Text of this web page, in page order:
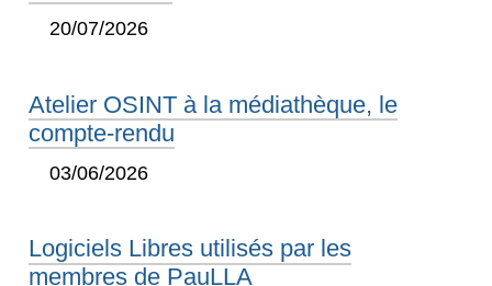
20/07/2026
Atelier OSINT à la médiathèque, le
compte-rendu
03/06/2026
Logiciels Libres utilisés par les
membres de PauLLA